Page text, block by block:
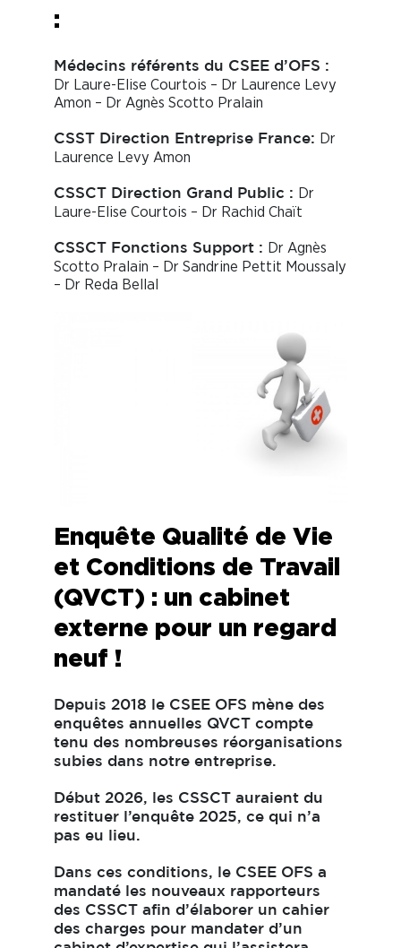
:
Médecins référents du CSEE d’OFS :
Dr Laure-Elise Courtois – Dr Laurence Levy
Amon – Dr Agnès Scotto Pralain
CSST Direction Entreprise France: Dr
Laurence Levy Amon
CSSCT Direction Grand Public : Dr
Laure-Elise Courtois – Dr Rachid Chaït
CSSCT Fonctions Support : Dr Agnès
Scotto Pralain – Dr Sandrine Pettit Moussaly
– Dr Reda Bellal
Enquête Qualité de Vie
et Conditions de Travail
(QVCT) : un cabinet
externe pour un regard
neuf !
Depuis 2018 le CSEE OFS mène des
enquêtes annuelles QVCT compte
tenu des nombreuses réorganisations
subies dans notre entreprise.
Début 2026, les CSSCT auraient du
restituer l’enquête 2025, ce qui n’a
pas eu lieu.
Dans ces conditions, le CSEE OFS a
mandaté les nouveaux rapporteurs
des CSSCT afin d’élaborer un cahier
des charges pour mandater d’un